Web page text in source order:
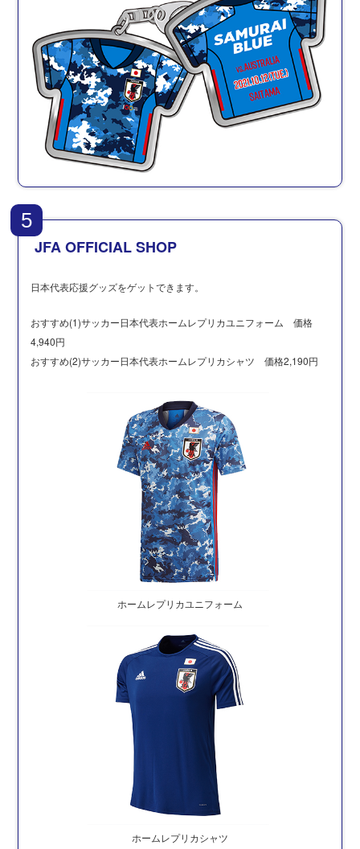
5
JFA OFFICIAL SHOP
日本代表応援グッズをゲットできます。
おすすめ(1)サッカー日本代表ホームレプリカユニフォーム 価格
4,940円
おすすめ(2)サッカー日本代表ホームレプリカシャツ 価格2,190円
ホームレプリカユニフォーム
ホームレプリカシャツ